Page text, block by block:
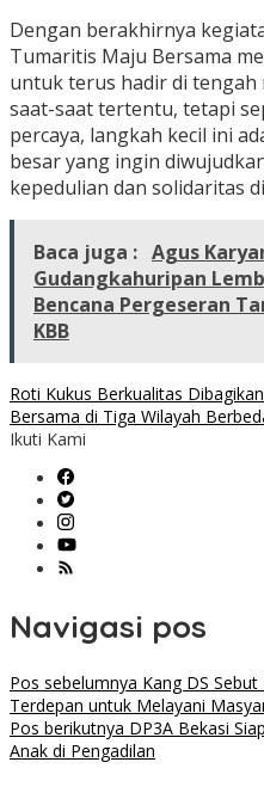
Dengan berakhirnya
Tumaritis Maju Bersama
untuk terus hadir di tengah
saat-saat tertentu, tetapi
percaya, langkah kecil ini
besar yang ingin
kepedulian dan solidaritas
Baca juga : Agus
Gudangkahuripan
Bencana Pergeseran
KBB
Roti Kukus Berkualitas
Bersama di Tiga Wilayah
Ikuti Kami
Navigasi pos
Pos sebelumnya Kang DS
Terdepan untuk Melayani
Pos berikutnya DP3A Bekasi
Anak di Pengadilan